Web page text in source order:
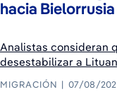
hacia Bielorrusia
Analistas consideran
desestabilizar a
MIGRACIÓN 07/08/